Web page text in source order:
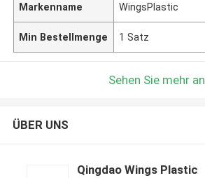
Markenname WingsPlastic
Min Bestellmenge 1 Satz
Sehen Sie mehr an
ÜBER UNS
Qingdao Wings Plastic